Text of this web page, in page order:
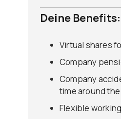
Deine Benefits:
Virtual shares
Company
Company
time around
Flexible